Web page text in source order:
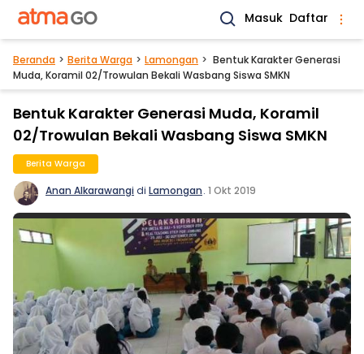
Masuk Daftar
Beranda Berita Warga Lamongan
Bentuk Karakter Generasi
Muda, Koramil 02/Trowulan Bekali Wasbang Siswa SMKN
Bentuk Karakter Generasi Muda, Koramil
02/Trowulan Bekali Wasbang Siswa SMKN
Berita Warga
Anan Alkarawangidi Lamongan. 1 Okt 2019